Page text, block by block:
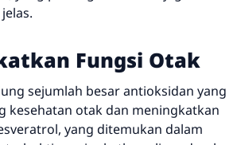
Fungsi Otak
sejumlah besar antioksidan yang
kesehatan otak dan meningkatkan
yang ditemukan dalam